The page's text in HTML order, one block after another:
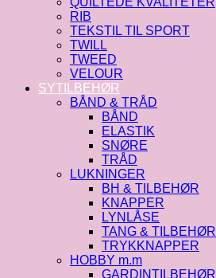
RIB
TEKSTIL TIL SPORT
TWILL
TWEED
VELOUR
SYTILBEHØR
BÅND & TRÅD
BÅND
ELASTIK
SNØRE
TRÅD
LUKNINGER
BH & TILBEHØR
KNAPPER
LYNLÅSE
TANG & TILBEHØR
TRYKKNAPPER
HOBBY m.m
GARDINTILBEHØR